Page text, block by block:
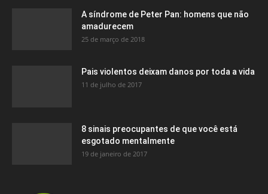
A síndrome de Peter Pan: homens que não
amadurecem
25 de março de 2018
Pais violentos deixam danos por toda a vida
11 de julho de 2017
8 sinais preocupantes de que você está
esgotado mentalmente
19 de janeiro de 2017